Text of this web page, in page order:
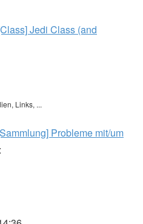
Jedi Class (and
Links, ...
Probleme mit/um